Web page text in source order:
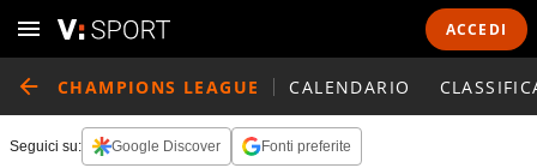
ACCEDI
CHAMPIONS LEAGUE CALENDARIO
Seguici su: Google Discover Fonti preferite